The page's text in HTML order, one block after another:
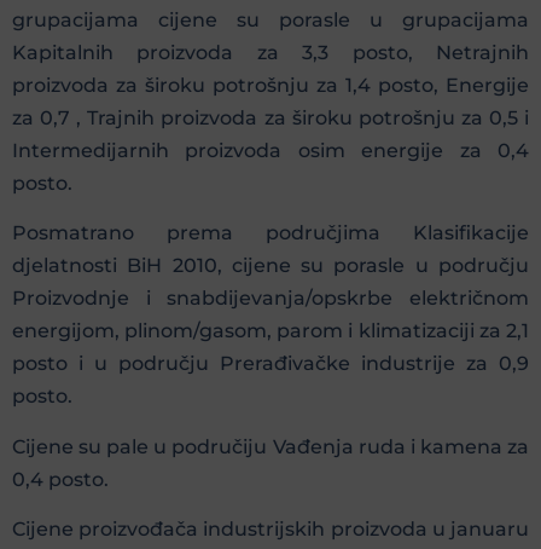
grupacijama cijene su porasle u grupacijama
Kapitalnih proizvoda za 3,3 posto, Netrajnih
proizvoda za široku potrošnju za 1,4 posto, Energije
za 0,7 , Trajnih proizvoda za široku potrošnju za 0,5 i
Intermedijarnih proizvoda osim energije za 0,4
posto.
Posmatrano prema područjima Klasifikacije
djelatnosti BiH 2010, cijene su porasle u području
Proizvodnje i snabdijevanja/opskrbe električnom
energijom, plinom/gasom, parom i klimatizaciji za 2,1
posto i u području Prerađivačke industrije za 0,9
posto.
Cijene su pale u područiju Vađenja ruda i kamena za
0,4 posto.
Cijene proizvođača industrijskih proizvoda u januaru